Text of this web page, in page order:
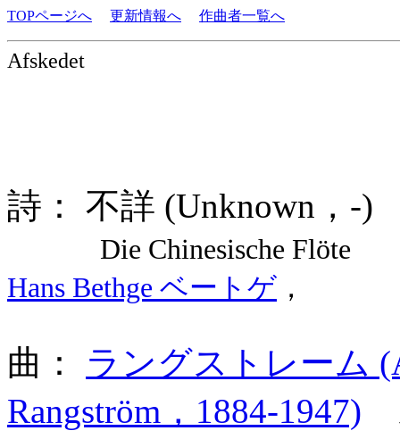
TOPページへ 更新情報へ 作曲者一覧へ
Afskedet
詩： 不詳 (Unknown，
Die Chinesische Flöte Der
Hans Bethge ベートゲ ，
曲： ラングストレーム
Rangström，1884-1947)